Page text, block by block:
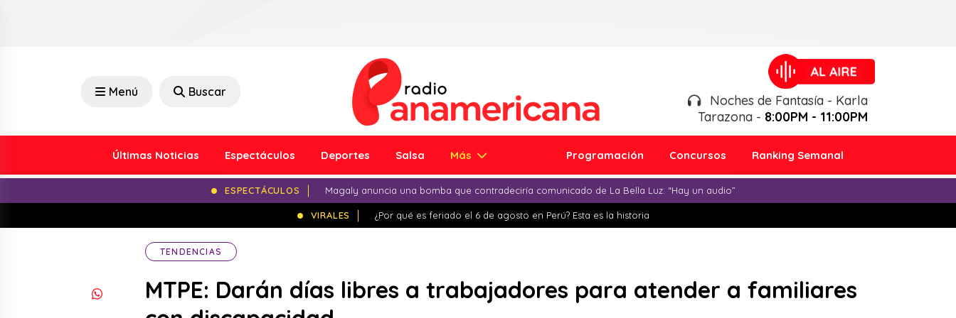
Menú Buscar
Noches de Fantasía - Karla
Tarazona - 8:00PM - 11:00PM
Últimas Noticias Espectáculos Deportes Salsa Más Programación Concursos Ranking Semanal
ESPECTÁCULOS Magaly anuncia una bomba que contradeciría comunicado de La Bella Luz: “Hay un audio”
VIRALES ¿Por qué es feriado el 6 de agosto en Perú? Esta es la historia
TENDENCIAS
MTPE: Darán días libres a trabajadores para atender a familiares